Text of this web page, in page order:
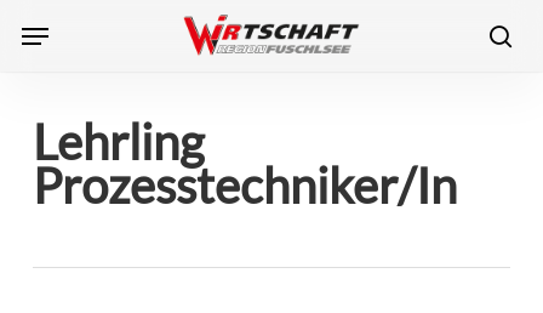
Menu
Lehrling
Prozesstechniker/In